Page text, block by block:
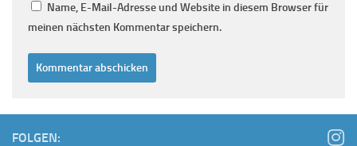
Name, E-Mail-Adresse und Website in diesem Browser für
meinen nächsten Kommentar speichern.
FOLGEN: